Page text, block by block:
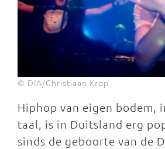
© DIA/Christiaan Krop
Hiphop van eigen bodem,
taal, is in Duitsland erg
sinds de geboorte van de